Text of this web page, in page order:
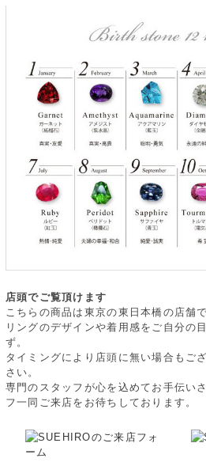
店頭でご覧頂けます
こちらの商品は東京の東日本橋の店舗
リングのデザインや着用感をご自分の
ず。
タイミングにより店頭に無い場合もご
さい。
専門のスタッフが心を込めてお手伝い
フ一同ご来店をお待ちしております。